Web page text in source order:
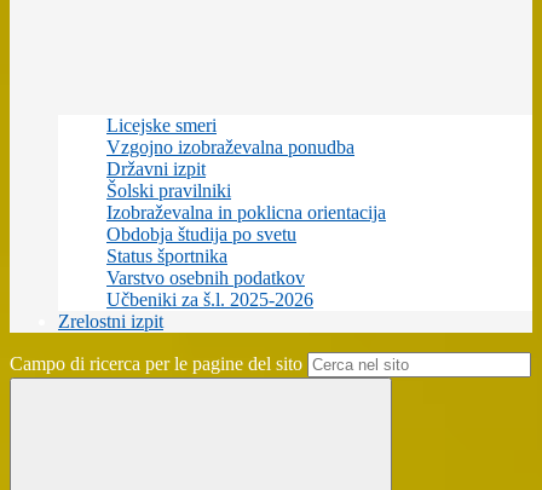
Licejske smeri
Vzgojno izobraževalna ponudba
Državni izpit
Šolski pravilniki
Izobraževalna in poklicna orientacija
Obdobja študija po svetu
Status športnika
Varstvo osebnih podatkov
Učbeniki za š.l. 2025-2026
Zrelostni izpit
Campo di ricerca per le pagine del sito